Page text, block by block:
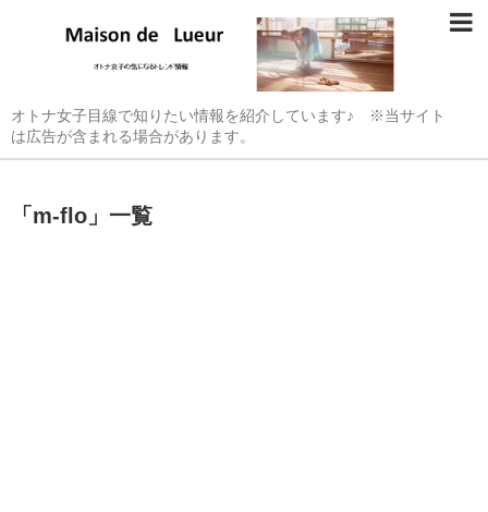
オトナ女子目線で知りたい情報を紹介しています♪ ※当サイト
は広告が含まれる場合があります。
「 m-flo 」 一覧